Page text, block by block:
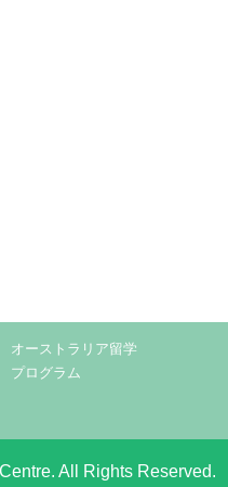
オーストラリア留学
プログラム
All Rights Reserved.